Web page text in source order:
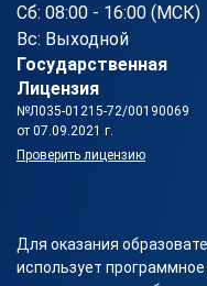
Сб: 08:00 - 16:00 (МСК)
Вс: Выходной
Государственная
Лицензия
№Л035-01215-72/00190069
от 07.09.2021 г.
Проверить лицензию
Для оказания
использует